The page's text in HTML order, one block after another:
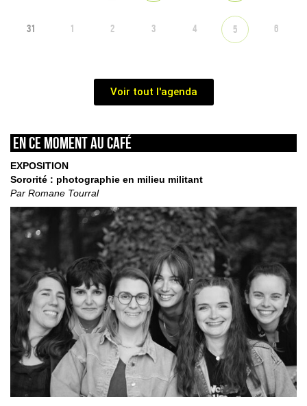
31 1 2 3 4 5 6
Voir tout l'agenda
En ce moment au café
EXPOSITION
Sororité : photographie en milieu militant
Par Romane Tourral